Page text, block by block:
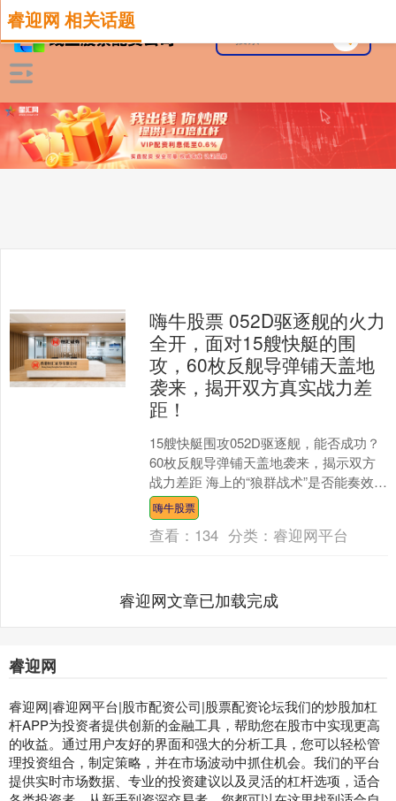
睿迎网 相关话题
嗨牛股票 052D驱逐舰的火力
全开，面对15艘快艇的围
攻，60枚反舰导弹铺天盖地
袭来，揭开双方真实战力差
距！
15艘快艇围攻052D驱逐舰，能否成功？
60枚反舰导弹铺天盖地袭来，揭示双方
战力差距 海上的“狼群战术”是否能奏效？
不少人认为，即使是再强大的大型军
舰，一旦被几....
嗨牛股票
查看： 134 分类：睿迎网平台
睿迎网文章已加载完成
睿迎网
睿迎网|睿迎网平台|股市配资公司|股票配资论坛我们的炒股加杠
杆APP为投资者提供创新的金融工具，帮助您在股市中实现更高
的收益。通过用户友好的界面和强大的分析工具，您可以轻松管
理投资组合，制定策略，并在市场波动中抓住机会。我们的平台
提供实时市场数据、专业的投资建议以及灵活的杠杆选项，适合